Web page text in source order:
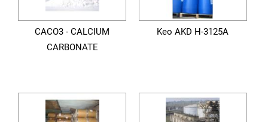
CACO3 - CALCIUM
CARBONATE
Keo AKD H-3125A